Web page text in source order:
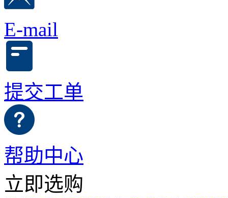
E-mail
提交工单
帮助中心
立即选购